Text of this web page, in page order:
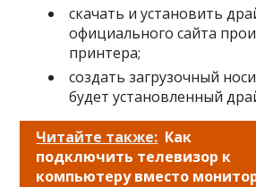
скачать и установить
официального сайта
принтера;
создать загрузочный
будет установленный
Читайте также: Как
подключить телевизор к
компьютеру вместо